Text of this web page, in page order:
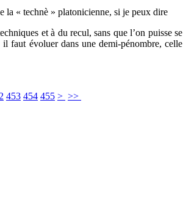
la « technè » platonicienne, si je peux dire
et à du recul, sans que l’on puisse se
faut évoluer dans une demi-pénombre, celle
453 454 455 > >>